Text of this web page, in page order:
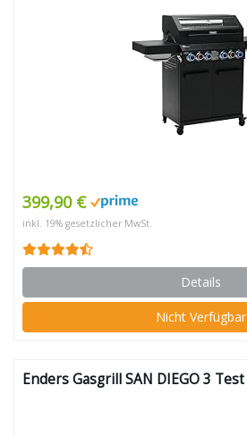
399,90 €
inkl. 19% gesetzlicher MwSt.
Details
Nicht Verfügbar
Enders Gasgrill SAN DIEGO 3 Test